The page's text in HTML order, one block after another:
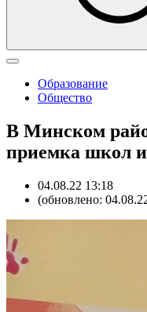
Образование
Общество
В Минском
приемка школ и
04.08.22 13:18
(обновлено: